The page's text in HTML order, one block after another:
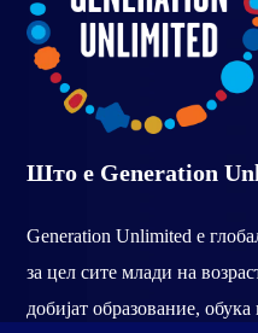
Што е Generation
Generation Unlimited е
за цел сите млади на
добијат образование,